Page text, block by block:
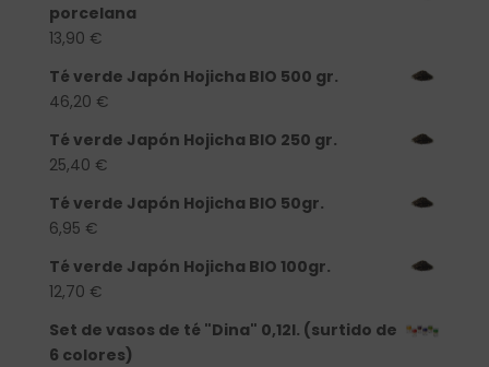
porcelana
13,90 €
Té verde Japón Hojicha BIO 500 gr.
46,20 €
Té verde Japón Hojicha BIO 250 gr.
25,40 €
Té verde Japón Hojicha BIO 50gr.
6,95 €
Té verde Japón Hojicha BIO 100gr.
12,70 €
Set de vasos de té "Dina" 0,12l. (surtido de
6 colores)